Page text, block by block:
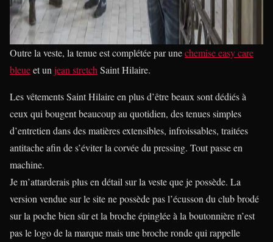
Outre la veste, la tenue est complétée par unechemise easy care
bleueet un jean stretch Saint Hilaire.
Les vêtements Saint Hilaire en plus d’être beaux sont dédiés à
ceux qui bougent beaucoup au quotidien, des tenues simples
d’entretien dans des matières extensibles, infroissables, traitées
antitache afin de s’éviter la corvée du pressing. Tout passe en
machine.
Je m’attarderais plus en détail sur la veste que je possède. La
version vendue sur le site ne possède pas l’écusson du club brodé
sur la poche bien sûr et la broche épinglée à la boutonnière n’est
pas le logo de la marque mais une broche ronde qui rappelle